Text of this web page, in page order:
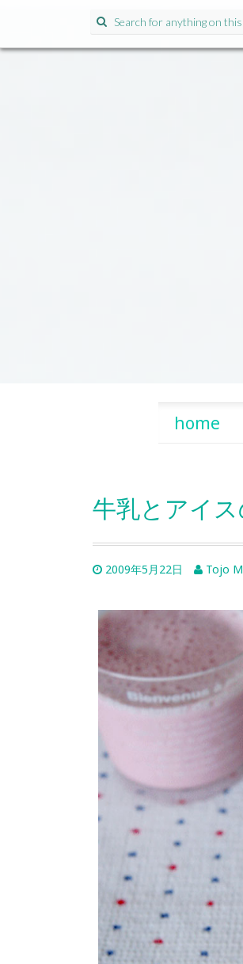
Search
for:
Skip
home
牛乳とアイ
2009年5月22日 Tojo